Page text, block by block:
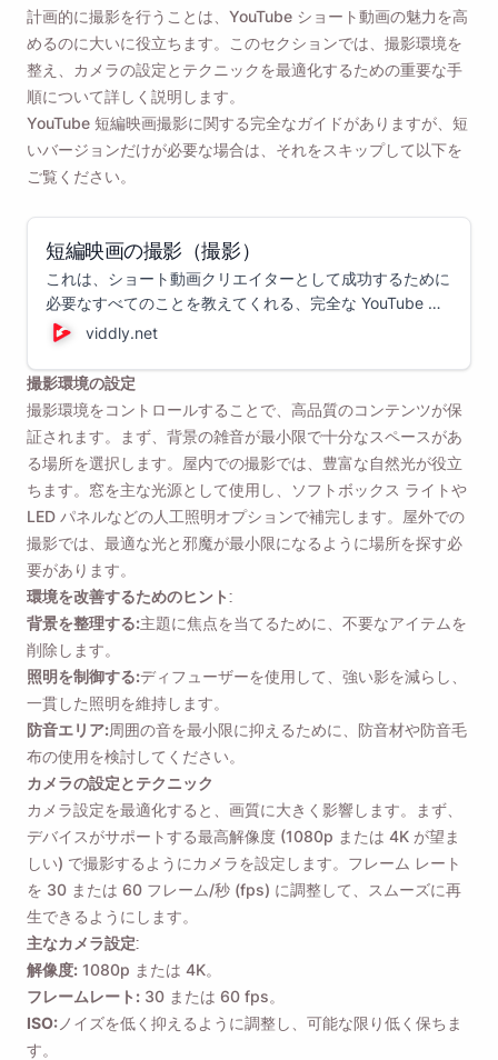
計画的に撮影を行うことは、YouTube ショート動画の魅力を高
めるのに大いに役立ちます。このセクションでは、撮影環境を
整え、カメラの設定とテクニックを最適化するための重要な手
順について詳しく説明します。
YouTube 短編映画撮影に関する完全なガイドがありますが、短
いバージョンだけが必要な場合は、それをスキップして以下を
ご覧ください。
短編映画の撮影（撮影）
これは、ショート動画クリエイターとして成功するために
必要なすべてのことを教えてくれる、完全な YouTube シ
ョート動画撮影ガイドです。
viddly.net
撮影環境の設定
撮影環境をコントロールすることで、高品質のコンテンツが保
証されます。まず、背景の雑音が最小限で十分なスペースがあ
る場所を選択します。屋内での撮影では、豊富な自然光が役立
ちます。窓を主な光源として使用し、ソフトボックス ライトや
LED パネルなどの人工照明オプションで補完します。屋外での
撮影では、最適な光と邪魔が最小限になるように場所を探す必
要があります。
環境を改善するためのヒント:
背景を整理する:主題に焦点を当てるために、不要なアイテムを
削除します。
照明を制御する:ディフューザーを使用して、強い影を減らし、
一貫した照明を維持します。
防音エリア:周囲の音を最小限に抑えるために、防音材や防音毛
布の使用を検討してください。
カメラの設定とテクニック
カメラ設定を最適化すると、画質に大きく影響します。まず、
デバイスがサポートする最高解像度 (1080p または 4K が望ま
しい) で撮影するようにカメラを設定します。フレーム レート
を 30 または 60 フレーム/秒 (fps) に調整して、スムーズに再
生できるようにします。
主なカメラ設定:
解像度: 1080p または 4K。
フレームレート: 30 または 60 fps。
ISO: ノイズを低く抑えるように調整し、可能な限り低く保ちま
す。
リマインダー🔔
MacOS または Windows PC に戻ったら、Viddly
をダウンロードするように自分自身にリマインダ
Name